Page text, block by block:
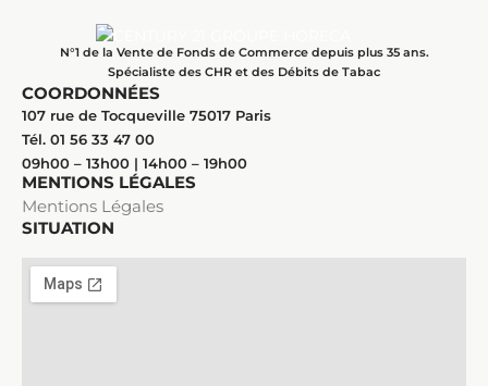
N°1 de la Vente de Fonds de Commerce depuis plus 35 ans.
Spécialiste des CHR et des Débits de Tabac
COORDONNÉES
107 rue de Tocqueville 75017 Paris
Tél. 01 56 33 47 00
09h00 – 13h00 | 14h00 – 19h00
MENTIONS LÉGALES
Mentions Légales
SITUATION